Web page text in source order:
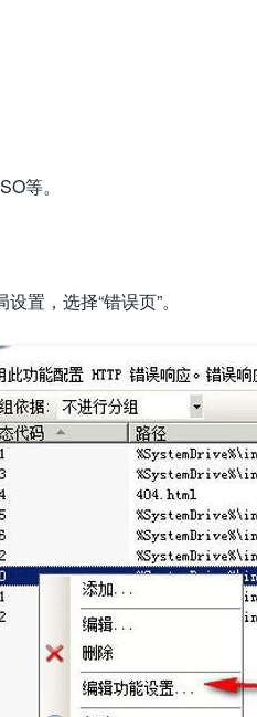
等。
置，选择“错误页”。